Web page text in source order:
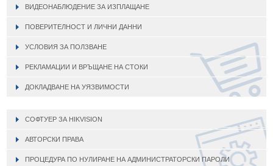
ВИДЕОНАБЛЮДЕНИЕ ЗА ИЗПЛАЩАНЕ
ПОВЕРИТЕЛНОСТ И ЛИЧНИ ДАННИ
УСЛОВИЯ ЗА ПОЛЗВАНЕ
РЕКЛАМАЦИИ И ВРЪЩАНЕ НА СТОКИ
ДОКЛАДВАНЕ НА УЯЗВИМОСТИ
СОФТУЕР ЗА HIKVISION
АВТОРСКИ ПРАВА
ПРОЦЕДУРА ПО НУЛИРАНЕ НА АДМИНИСТРАТОРСКИ ПАРОЛИ